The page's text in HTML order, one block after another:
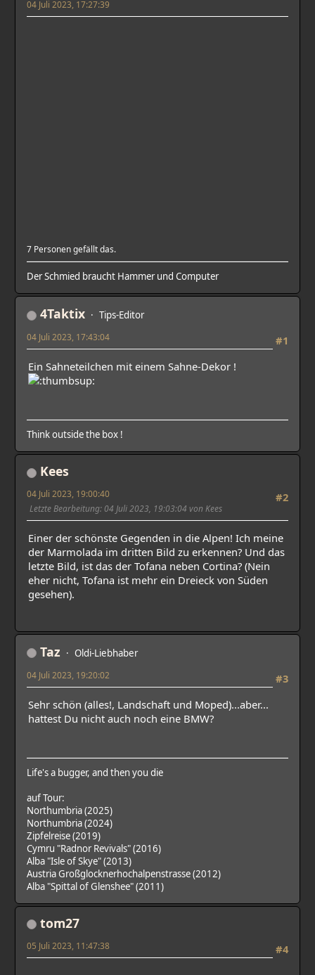
04 Juli 2023, 17:27:39
7 Personen gefällt das.
Der Schmied braucht Hammer und Computer
4Taktix Tips-Editor
#1
04 Juli 2023, 17:43:04
Ein Sahneteilchen mit einem Sahne-Dekor !
Think outside the box !
Kees
#2
04 Juli 2023, 19:00:40
Letzte Bearbeitung: 04 Juli 2023, 19:03:04 von Kees
Einer der schönste Gegenden in die Alpen! Ich meine
der Marmolada im dritten Bild zu erkennen? Und das
letzte Bild, ist das der Tofana neben Cortina? (Nein
eher nicht, Tofana ist mehr ein Dreieck von Süden
gesehen).
Taz Oldi-Liebhaber
#3
04 Juli 2023, 19:20:02
Sehr schön (alles!, Landschaft und Moped)...aber...
hattest Du nicht auch noch eine BMW?
Life's a bugger, and then you die
auf Tour:
Northumbria (2025)
Northumbria (2024)
Zipfelreise (2019)
Cymru "Radnor Revivals" (2016)
Alba "Isle of Skye" (2013)
Austria Großglocknerhochalpenstrasse (2012)
Alba "Spittal of Glenshee" (2011)
tom27
#4
05 Juli 2023, 11:47:38